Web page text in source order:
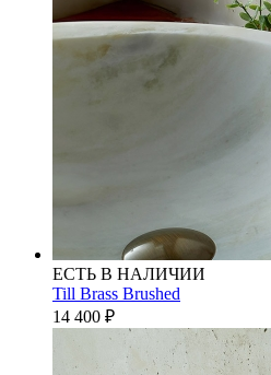
ЕСТЬ В НАЛИЧИИ
Till Brass Brushed
14 400 ₽